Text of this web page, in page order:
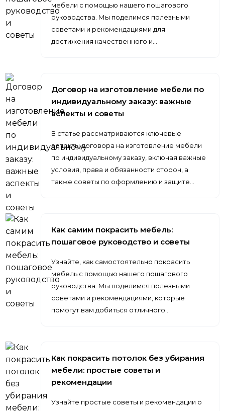
мебели с помощью нашего пошагового
руководства. Мы поделимся полезными
советами и рекомендациями для
достижения качественного и…
Договор на изготовление мебели по
индивидуальному заказу: важные
аспекты и советы
В статье рассматриваются ключевые
аспекты договора на изготовление мебели
по индивидуальному заказу, включая важные
условия, права и обязанности сторон, а
также советы по оформлению и защите…
Как самим покрасить мебель:
пошаговое руководство и советы
Узнайте, как самостоятельно покрасить
мебель с помощью нашего пошагового
руководства. Мы поделимся полезными
советами и рекомендациями, которые
помогут вам добиться отличного…
Как покрасить потолок без убирания
мебели: простые советы и
рекомендации
Узнайте простые советы и рекомендации о